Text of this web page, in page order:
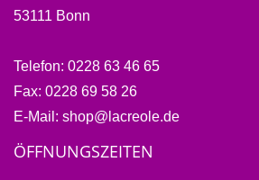
53111 Bonn
Telefon: 0228 63 46 65
Fax: 0228 69 58 26
E-Mail: shop@lacreole.de
ÖFFNUNGSZEITEN